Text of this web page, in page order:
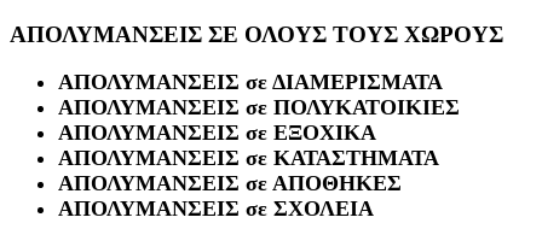
ΑΠΟΛΥΜΑΝΣΕΙΣ ΣΕ ΟΛΟΥΣ ΤΟΥΣ ΧΩΡΟΥΣ
ΑΠΟΛΥΜΑΝΣΕΙΣ σε ΔΙΑΜΕΡΙΣΜΑΤΑ
ΑΠΟΛΥΜΑΝΣΕΙΣ σε ΠΟΛΥΚΑΤΟΙΚΙΕΣ
ΑΠΟΛΥΜΑΝΣΕΙΣ σε ΕΞΟΧΙΚΑ
ΑΠΟΛΥΜΑΝΣΕΙΣ σε ΚΑΤΑΣΤΗΜΑΤΑ
ΑΠΟΛΥΜΑΝΣΕΙΣ σε ΑΠΟΘΗΚΕΣ
ΑΠΟΛΥΜΑΝΣΕΙΣ σε ΣΧΟΛΕΙΑ